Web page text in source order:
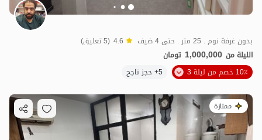
بدون غرفة نوم . 25 متر . حتى 4 ضيف 4.6 (5 تعليق)
الليلة من 1,000,000 تومان
10٪ خصم من ليلة 3
5+ حجز ناجح
ممتازة